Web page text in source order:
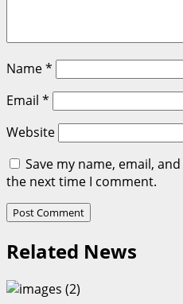
Name*
Email *
Website
Save my name, email,
the next time I comment.
Related News